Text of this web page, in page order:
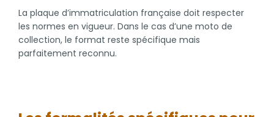
La plaque d’immatriculation française doit respecter
les normes en vigueur. Dans le cas d’une moto de
collection, le format reste spécifique mais
parfaitement reconnu.